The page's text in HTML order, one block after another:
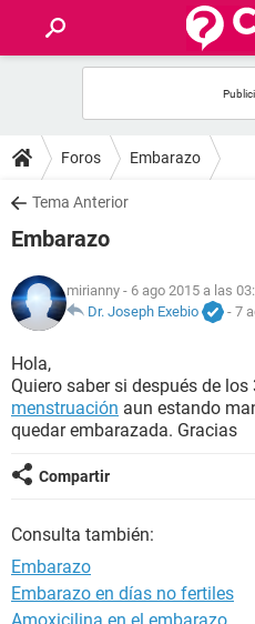
FOROS
SALUD
NUTRICIÓN
BIENESTAR
SEXUALIDAD
GLOSARIO
Foros Embarazo
Tema Anterior
Embarazo
mirianny - 6 ago 2015 a las
Dr. Joseph Exebio
- 7
Hola,
Quiero saber si después de
menstruación aun estando
quedar embarazada. Gracias
Compartir
Consulta también:
Embarazo
Embarazo en días no fertiles